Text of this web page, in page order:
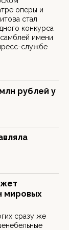
оперы и
стал
конкурса
имени
службе
рублей у
мировых
сразу же